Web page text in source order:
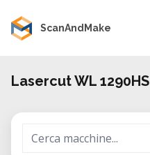
ScanAndMake
Lasercut WL 1290HS